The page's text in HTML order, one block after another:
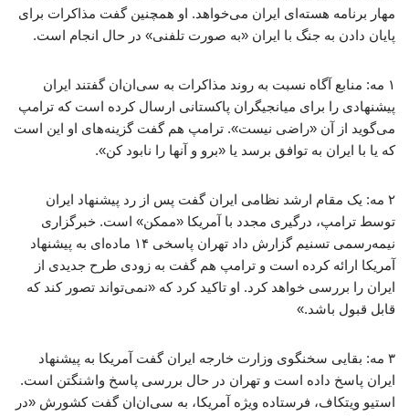
مهار برنامه هسته‌ای ایران می‌خواهد. او همچنین گفت مذاکرات برای
پایان دادن به جنگ با ایران «به صورت تلفنی» در حال انجام است.
۱ مه: منابع آگاه نسبت به روند مذاکرات به سی‌ان‌ان گفتند ایران
پیشنهادی را برای میانجیگران پاکستانی ارسال کرده است که ترامپ
می‌گوید از آن «راضی نیست». ترامپ هم گفت گزینه‌های او این است
که یا با ایران به توافق برسد یا «برو و آنها را نابود کن».
۲ مه: یک مقام ارشد نظامی ایران گفت پس از رد پیشنهاد ایران
توسط ترامپ، درگیری مجدد با آمریکا «ممکن» است. خبرگزاری
نیمه‌رسمی تسنیم گزارش داد تهران پاسخی ۱۴ ماده‌ای به پیشنهاد
آمریکا ارائه کرده است و ترامپ هم گفت به زودی طرح جدیدی از
ایران را بررسی خواهد کرد. او تاکید کرد که «نمی‌تواند تصور کند که
قابل قبول باشد.»
۳ مه: بقایی سخنگوی وزارت خارجه ایران گفت آمریکا به پیشنهاد
ایران پاسخ داده است و تهران در حال بررسی پاسخ واشنگتن است.
استیو ویتکاف، فرستاده ویژه آمریکا، به سی‌ان‌ان گفت کشورش «در